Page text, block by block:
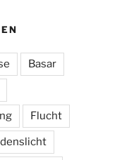
Basar
Flucht